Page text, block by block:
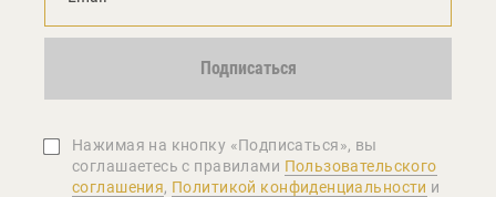
Подписаться
Нажимая на кнопку «Подписаться», вы
соглашаетеcь с правилами Пользовательского
соглашения, Политикой конфиденциальности и